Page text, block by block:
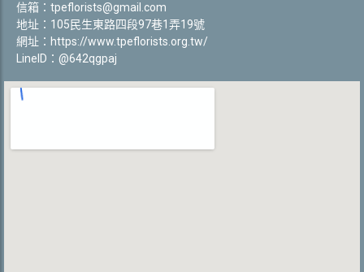
信箱： tpeflorists@gmail.com
地址：105民生東路四段97巷1弄19號
網址： https://www.tpeflorists.org.tw/
LineID：@642qgpaj